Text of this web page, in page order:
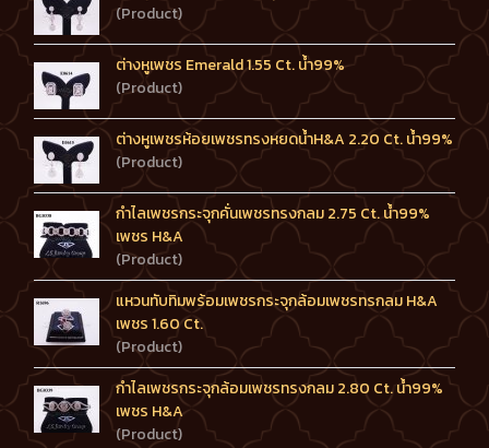
(Product)
ต่างหูเพชร Emerald 1.55 Ct. น้ำ99%
(Product)
ต่างหูเพชรห้อยเพชรทรงหยดน้ำH&A 2.20 Ct. น้ำ99%
(Product)
กำไลเพชรกระจุกคั่นเพชรทรงกลม 2.75 Ct. น้ำ99%
เพชร H&A
(Product)
แหวนทับทิมพร้อมเพชรกระจุกล้อมเพชรทรกลม H&A
เพชร 1.60 Ct.
(Product)
กำไลเพชรกระจุกล้อมเพชรทรงกลม 2.80 Ct. น้ำ99%
เพชร H&A
(Product)